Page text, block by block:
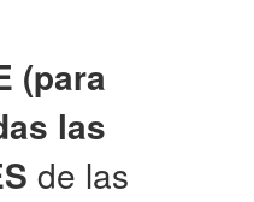
(para
las
de las